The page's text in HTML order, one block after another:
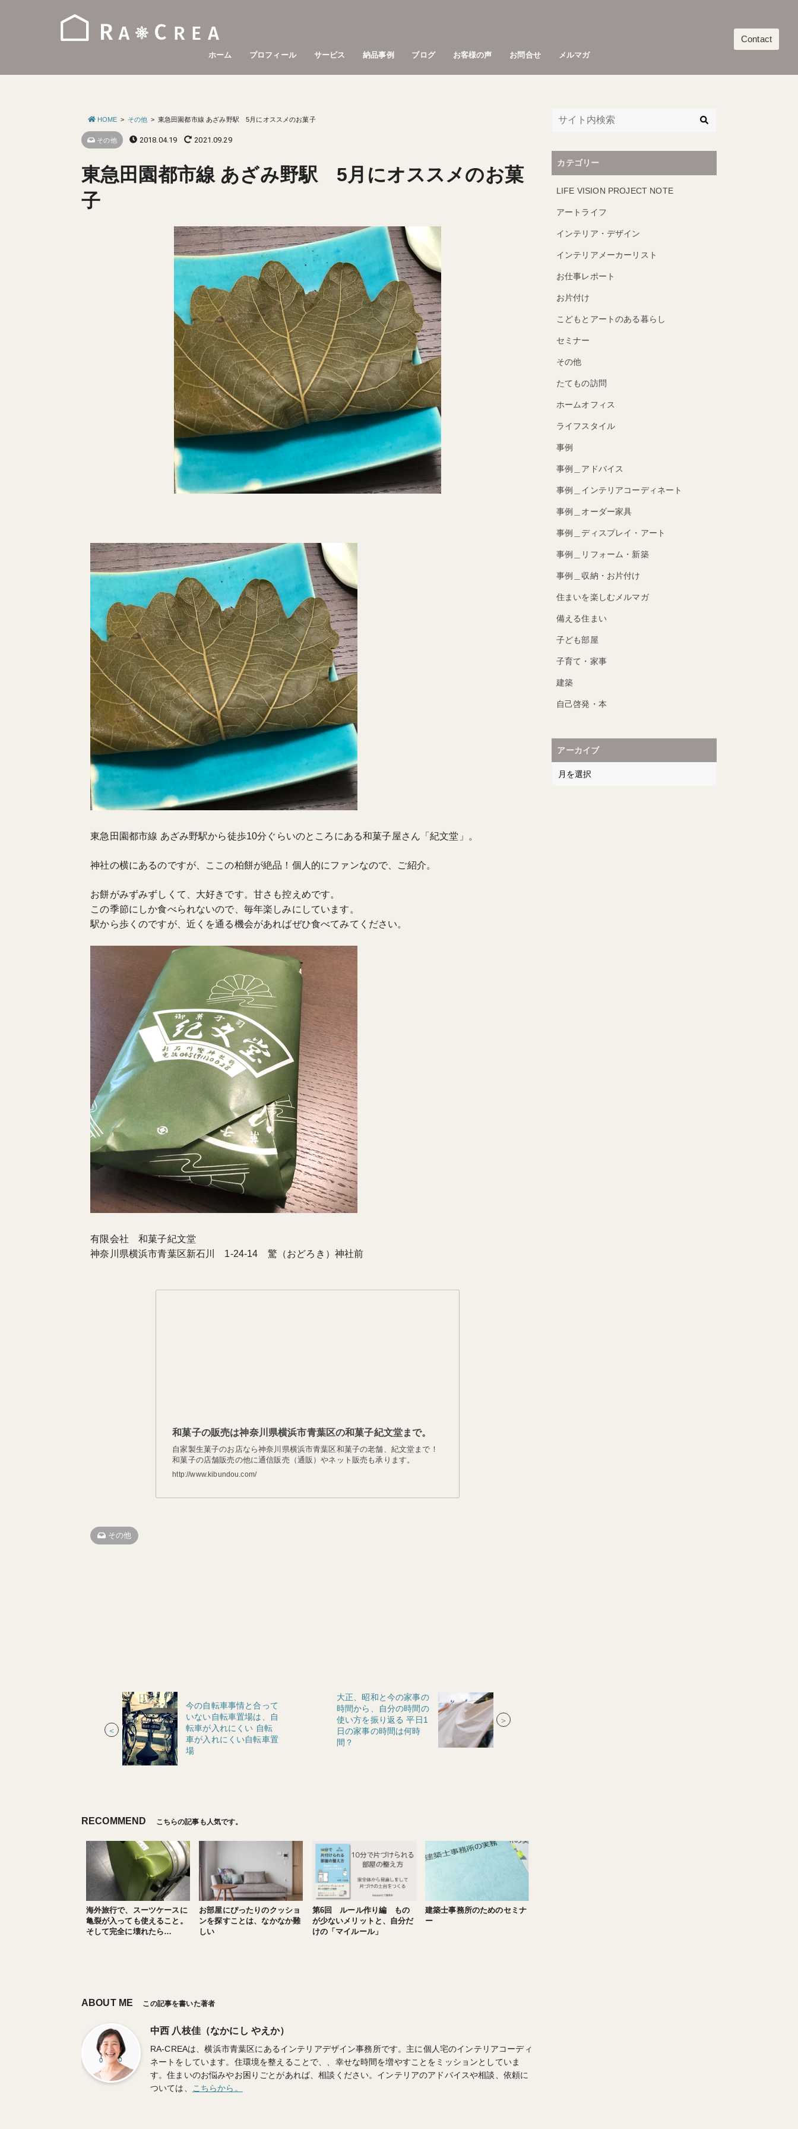
Contact
ホーム プロフィール サービス 納品事例 ブログ お客様の声 お問合せ メルマガ
HOME その他 東急田園都市線 あざみ野駅 5月にオススメのお菓子
その他 2018.04.19 2021.09.29
東急田園都市線 あざみ野駅 5月にオススメのお菓
子
東急田園都市線 あざみ野駅から徒歩10分ぐらいのところにある和菓子屋さん「紀文堂」。
神社の横にあるのですが、ここの柏餅が絶品！個人的にファンなので、ご紹介。
お餅がみずみずしくて、大好きです。甘さも控えめです。
この季節にしか食べられないので、毎年楽しみにしています。
駅から歩くのですが、近くを通る機会があればぜひ食べてみてください。
有限会社 和菓子紀文堂
神奈川県横浜市青葉区新石川 1-24-14 驚（おどろき）神社前
和菓子の販売は神奈川県横浜市青葉区の和菓子紀文堂まで。
自家製生菓子のお店なら神奈川県横浜市青葉区和菓子の老舗、紀文堂まで！
和菓子の店舗販売の他に通信販売（通販）やネット販売も承ります。
http://www.kibundou.com/
その他
＜
今の自転車事情と合って
いない自転車置場は、自
転車が入れにくい 自転
車が入れにくい自転車置
場
大正、昭和と今の家事の
時間から、自分の時間の
使い方を振り返る 平日1
日の家事の時間は何時
間？
＞
RECOMMEND こちらの記事も人気です。
海外旅行で、スーツケースに
亀裂が入っても使えること。
そして完全に壊れたら…
お部屋にぴったりのクッショ
ンを探すことは、なかなか難
しい
第6回 ルール作り編 もの
が少ないメリットと、自分だ
けの「マイルール」
建築士事務所のためのセミナ
ー
ABOUT ME この記事を書いた著者
中西 八枝佳（なかにし やえか）
RA-CREAは、横浜市青葉区にあるインテリアデザイン事務所です。主に個人宅のインテリアコーディ
ネートをしています。住環境を整えることで、、幸せな時間を増やすことをミッションとしていま
す。住まいのお悩みやお困りごとがあれば、相談ください。インテリアのアドバイスや相談、依頼に
ついては、
こちらから。
カテゴリー
LIFE VISION PROJECT NOTE
アートライフ
インテリア・デザイン
インテリアメーカーリスト
お仕事レポート
お片付け
こどもとアートのある暮らし
セミナー
その他
たてもの訪問
ホームオフィス
ライフスタイル
事例
事例＿アドバイス
事例＿インテリアコーディネート
事例＿オーダー家具
事例＿ディスプレイ・アート
事例＿リフォーム・新築
事例＿収納・お片付け
住まいを楽しむメルマガ
備える住まい
子ども部屋
子育て・家事
建築
自己啓発・本
アーカイブ